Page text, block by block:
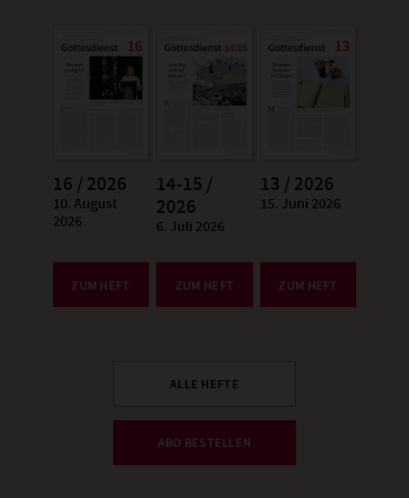
16 / 2026
:
10. August
2026
ZUM HEFT
14-15 /
2026
:
6. Juli 2026
ZUM HEFT
13 / 2026
:
15. Juni 2026
ZUM HEFT
ALLE HEFTE
ABO BESTELLEN